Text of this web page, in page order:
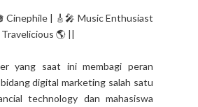
Cinephile | 🎸🎤 Music Enthusiast
🌎 ||
yang saat ini membagi peran
digital marketing salah satu
technology dan mahasiswa